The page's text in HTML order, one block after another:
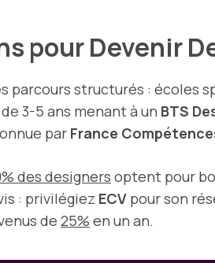
pour Devenir
parcours structurés : écoles
3-5 ans menant à un BTS
par France
des designers optent pour
: privilégiez ECV pour son
de 25% en un an.